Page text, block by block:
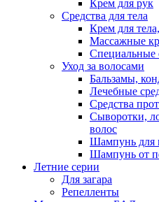
Крем для рук
Средства для тела
Крем для
Массажные
Специальные
Уход за волосами
Бальзамы,
Лечебные
Средства
Сыворотки,
волос
Шампунь для
Шампунь от
Летние серии
Для загара
Репелленты